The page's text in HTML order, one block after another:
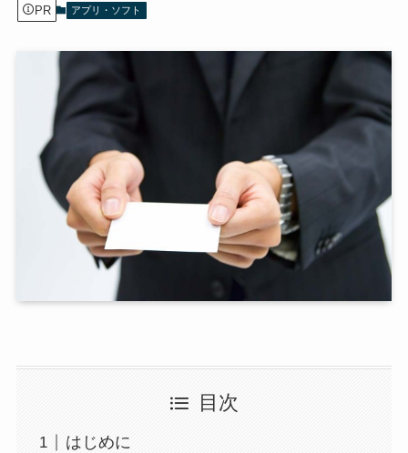
PR アプリ・ソフト
目次
はじめに